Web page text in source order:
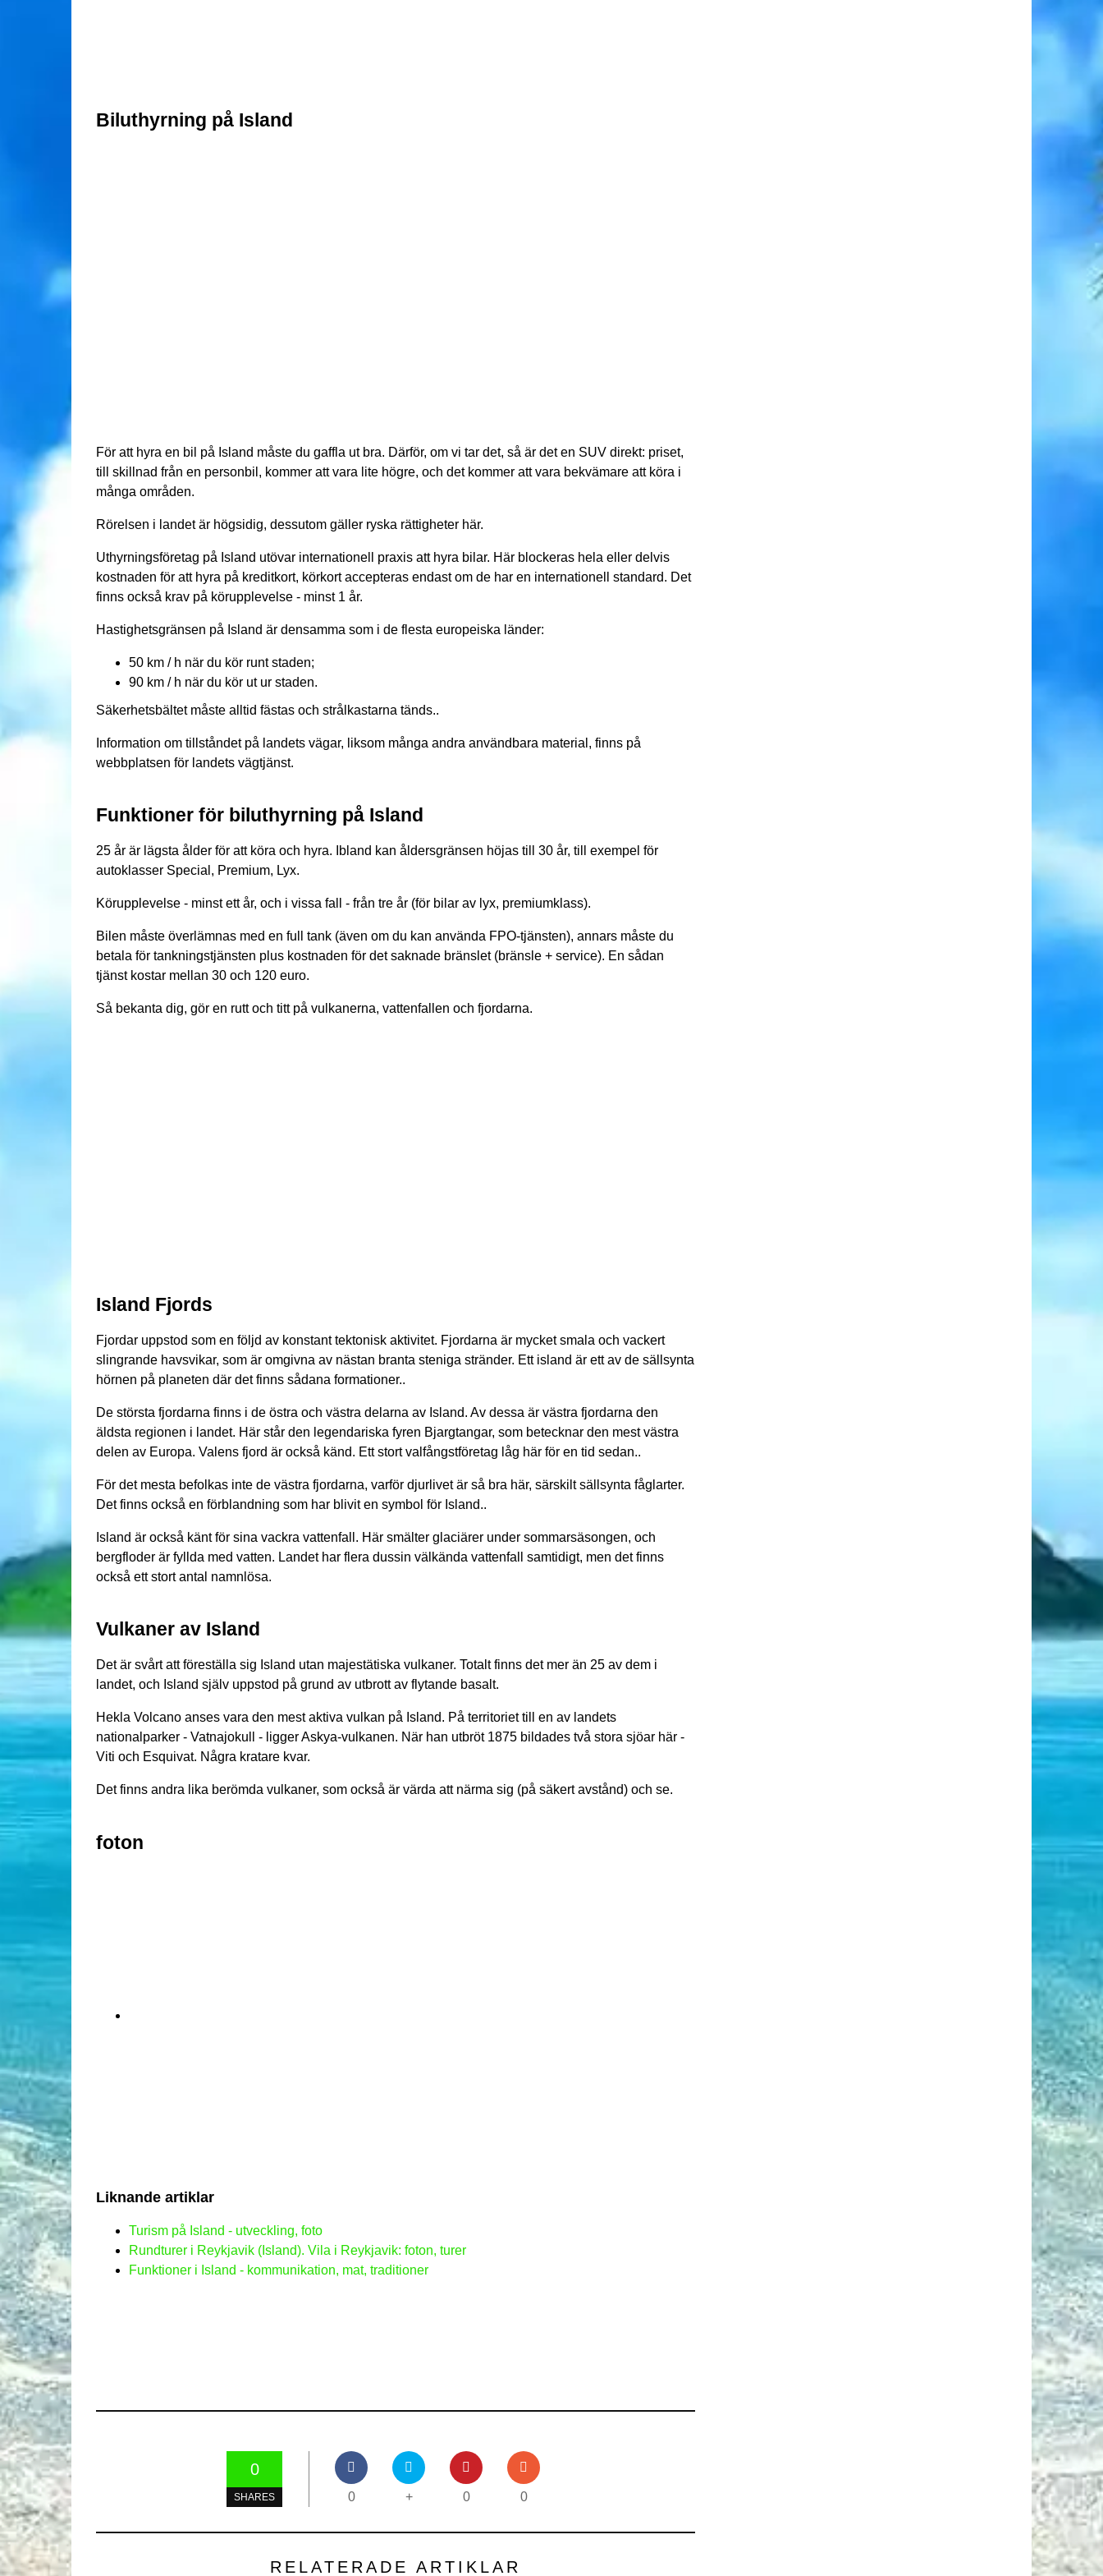
Biluthyrning på Island
För att hyra en bil på Island måste du gaffla ut bra. Därför, om vi tar det, så är det en SUV direkt: priset,
till skillnad från en personbil, kommer att vara lite högre, och det kommer att vara bekvämare att köra i
många områden.
Rörelsen i landet är högsidig, dessutom gäller ryska rättigheter här.
Uthyrningsföretag på Island utövar internationell praxis att hyra bilar. Här blockeras hela eller delvis
kostnaden för att hyra på kreditkort, körkort accepteras endast om de har en internationell standard. Det
finns också krav på körupplevelse - minst 1 år.
Hastighetsgränsen på Island är densamma som i de flesta europeiska länder:
50 km / h när du kör runt staden;
90 km / h när du kör ut ur staden.
Säkerhetsbältet måste alltid fästas och strålkastarna tänds..
Information om tillståndet på landets vägar, liksom många andra användbara material, finns på
webbplatsen för landets vägtjänst.
Funktioner för biluthyrning på Island
25 år är lägsta ålder för att köra och hyra. Ibland kan åldersgränsen höjas till 30 år, till exempel för
autoklasser Special, Premium, Lyx.
Körupplevelse - minst ett år, och i vissa fall - från tre år (för bilar av lyx, premiumklass).
Bilen måste överlämnas med en full tank (även om du kan använda FPO-tjänsten), annars måste du
betala för tankningstjänsten plus kostnaden för det saknade bränslet (bränsle + service). En sådan
tjänst kostar mellan 30 och 120 euro.
Så bekanta dig, gör en rutt och titt på vulkanerna, vattenfallen och fjordarna.
Island Fjords
Fjordar uppstod som en följd av konstant tektonisk aktivitet. Fjordarna är mycket smala och vackert
slingrande havsvikar, som är omgivna av nästan branta steniga stränder. Ett island är ett av de sällsynta
hörnen på planeten där det finns sådana formationer..
De största fjordarna finns i de östra och västra delarna av Island. Av dessa är västra fjordarna den
äldsta regionen i landet. Här står den legendariska fyren Bjargtangar, som betecknar den mest västra
delen av Europa. Valens fjord är också känd. Ett stort valfångstföretag låg här för en tid sedan..
För det mesta befolkas inte de västra fjordarna, varför djurlivet är så bra här, särskilt sällsynta fåglarter.
Det finns också en förblandning som har blivit en symbol för Island..
Island är också känt för sina vackra vattenfall. Här smälter glaciärer under sommarsäsongen, och
bergfloder är fyllda med vatten. Landet har flera dussin välkända vattenfall samtidigt, men det finns
också ett stort antal namnlösa.
Vulkaner av Island
Det är svårt att föreställa sig Island utan majestätiska vulkaner. Totalt finns det mer än 25 av dem i
landet, och Island själv uppstod på grund av utbrott av flytande basalt.
Hekla Volcano anses vara den mest aktiva vulkan på Island. På territoriet till en av landets
nationalparker - Vatnajokull - ligger Askya-vulkanen. När han utbröt 1875 bildades två stora sjöar här -
Viti och Esquivat. Några kratare kvar.
Det finns andra lika berömda vulkaner, som också är värda att närma sig (på säkert avstånd) och se.
foton
Liknande artiklar
Turism på Island - utveckling, foto
Rundturer i Reykjavik (Island). Vila i Reykjavik: foton, turer
Funktioner i Island - kommunikation, mat, traditioner
0
SHARES 0 + 0 0
RELATERADE ARTIKLAR